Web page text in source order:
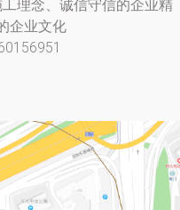
理念、诚信守信的企业精
企业文化